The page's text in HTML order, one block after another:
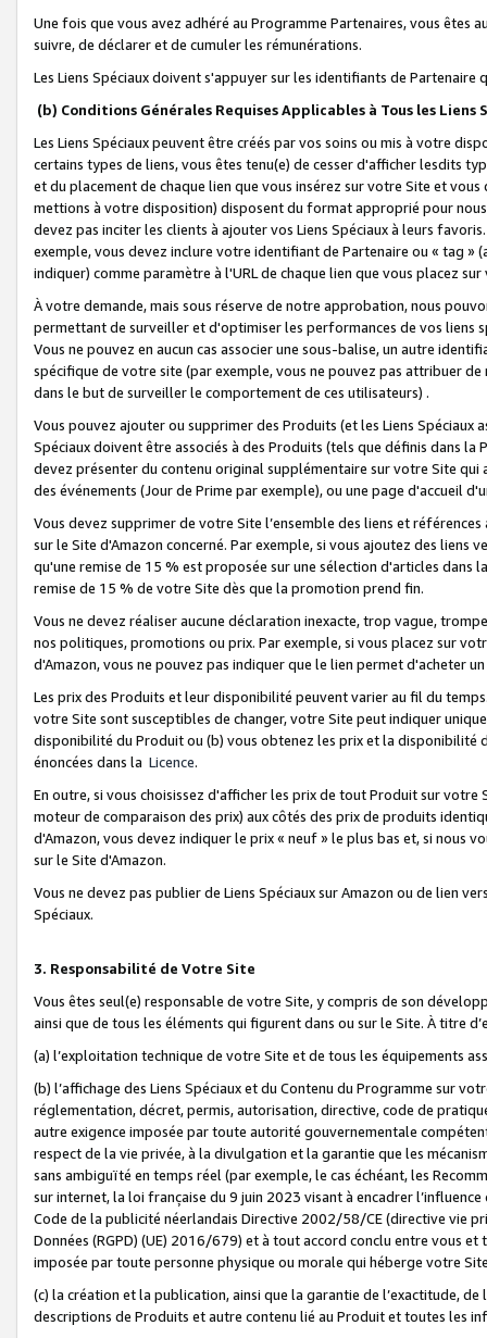
Une fois que vous avez adhéré au Programme Partenaires, vous êtes
suivre, de déclarer et de cumuler les rémunérations.
Les Liens Spéciaux doivent s'appuyer sur les identifiants de Partenaire
(b) Conditions Générales Requises Applicables à Tous les Liens
Les Liens Spéciaux peuvent être créés par vos soins ou mis à votre
certains types de liens, vous êtes tenu(e) de cesser d'afficher lesdits
et du placement de chaque lien que vous insérez sur votre Site et
mettions à votre disposition) disposent du format approprié pour
devez pas inciter les clients à ajouter vos Liens Spéciaux à leurs
exemple, vous devez inclure votre identifiant de Partenaire ou « tag
indiquer) comme paramètre à l'URL de chaque lien que vous placez
À votre demande, mais sous réserve de notre approbation, nous
permettant de surveiller et d'optimiser les performances de vos liens
Vous ne pouvez en aucun cas associer une sous-balise, un autre
spécifique de votre site (par exemple, vous ne pouvez pas attribuer
dans le but de surveiller le comportement de ces utilisateurs) .
Vous pouvez ajouter ou supprimer des Produits (et les Liens
Spéciaux doivent être associés à des Produits (tels que définis dans
devez présenter du contenu original supplémentaire sur votre Site qui
des événements (Jour de Prime par exemple), ou une page d'accueil
Vous devez supprimer de votre Site l’ensemble des liens et
sur le Site d'Amazon concerné. Par exemple, si vous ajoutez des
qu'une remise de 15 % est proposée sur une sélection d'articles
remise de 15 % de votre Site dès que la promotion prend fin.
Vous ne devez réaliser aucune déclaration inexacte, trop vague,
nos politiques, promotions ou prix. Par exemple, si vous placez sur
d'Amazon, vous ne pouvez pas indiquer que le lien permet d'acheter
Les prix des Produits et leur disponibilité peuvent varier au fil du
votre Site sont susceptibles de changer, votre Site peut indiquer
disponibilité du Produit ou (b) vous obtenez les prix et la disponibilité
énoncées dans la Licence.
En outre, si vous choisissez d'afficher les prix de tout Produit sur
moteur de comparaison des prix) aux côtés des prix de produits
d'Amazon, vous devez indiquer le prix « neuf » le plus bas et, si nous
sur le Site d'Amazon.
Vous ne devez pas publier de Liens Spéciaux sur Amazon ou de lien
Spéciaux.
3. Responsabilité de Votre Site
Vous êtes seul(e) responsable de votre Site, y compris de son
ainsi que de tous les éléments qui figurent dans ou sur le Site. À titre
(a) l’exploitation technique de votre Site et de tous les équipements
(b) l’affichage des Liens Spéciaux et du Contenu du Programme sur
réglementation, décret, permis, autorisation, directive, code de
autre exigence imposée par toute autorité gouvernementale
respect de la vie privée, à la divulgation et la garantie que les
sans ambiguïté en temps réel (par exemple, le cas échéant, les
sur internet, la loi française du 9 juin 2023 visant à encadrer
Code de la publicité néerlandais Directive 2002/58/CE (directive vie
Données (RGPD) (UE) 2016/679) et à tout accord conclu entre vous
imposée par toute personne physique ou morale qui héberge votre
(c) la création et la publication, ainsi que la garantie de l’exactitude,
descriptions de Produits et autre contenu lié au Produit et toutes les